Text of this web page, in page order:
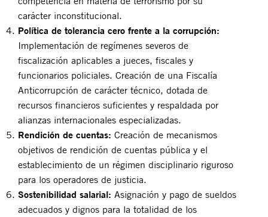
carácter inconstitucional.
Política de tolerancia cero frente a la corrupción:
Implementación de regímenes severos de
fiscalización aplicables a jueces, fiscales y
funcionarios policiales. Creación de una Fiscalía
Anticorrupción de carácter técnico, dotada de
recursos financieros suficientes y respaldada por
alianzas internacionales especializadas.
Rendición de cuentas: Creación de mecanismos
objetivos de rendición de cuentas pública y el
establecimiento de un régimen disciplinario riguroso
para los operadores de justicia.
Sostenibilidad salarial: Asignación y pago de sueldos
adecuados y dignos para la totalidad de los